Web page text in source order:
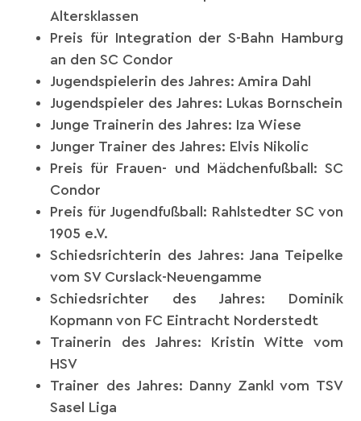
Altersklassen
Preis für Integration der S-Bahn Hamburg
an den SC Condor
Jugendspielerin des Jahres: Amira Dahl
Jugendspieler des Jahres: Lukas Bornschein
Junge Trainerin des Jahres: Iza Wiese
Junger Trainer des Jahres: Elvis Nikolic
Preis für Frauen- und Mädchenfußball: SC
Condor
Preis für Jugendfußball: Rahlstedter SC von
1905 e.V.
Schiedsrichterin des Jahres: Jana Teipelke
vom SV Curslack-Neuengamme
Schiedsrichter des Jahres: Dominik
Kopmann von FC Eintracht Norderstedt
Trainerin des Jahres: Kristin Witte vom
HSV
Trainer des Jahres: Danny Zankl vom TSV
Sasel Liga